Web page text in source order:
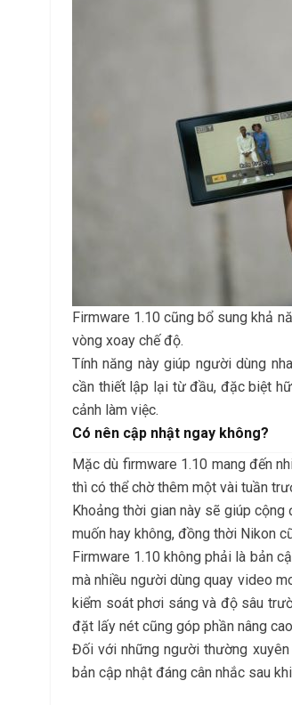
Firmware 1.10 cũng bổ sung khả
vòng xoay chế độ.
Tính năng này giúp người dùng
cần thiết lập lại từ đầu, đặc biệt
cảnh làm việc.
Có nên cập nhật ngay không?
Mặc dù firmware 1.10 mang đến
thì có thể chờ thêm một vài tuần
Khoảng thời gian này sẽ giúp
muốn hay không, đồng thời Nikon
Firmware 1.10 không phải là bản
mà nhiều người dùng quay video
kiểm soát phơi sáng và độ sâu
đặt lấy nét cũng góp phần nâng
Đối với những người thường
bản cập nhật đáng cân nhắc sau